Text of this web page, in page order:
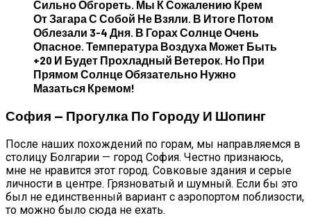
Сильно Обгореть. Мы К Сожалению Крем
От Загара С Собой Не Взяли. В Итоге Потом
Облезали 3-4 Дня. В Горах Солнце Очень
Опасное. Температура Воздуха Может Быть
+20 И Будет Прохладный Ветерок. Но При
Прямом Солнце Обязательно Нужно
Мазаться Кремом!
София — Прогулка По Городу И Шопинг
После наших похождений по горам, мы направляемся в
столицу Болгарии — город София. Честно признаюсь,
мне не нравится этот город. Совковые здания и серые
личности в центре. Грязноватый и шумный. Если бы это
был не единственный вариант с аэропортом поблизости,
то можно было сюда не ехать.